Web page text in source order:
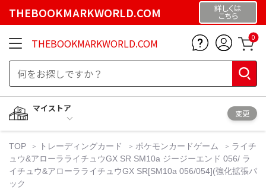
THEBOOKMARKWORLD.COM 詳しくは
こちら
THEBOOKMARKWORLD.COM 0
マイストア
変更
TOP トレーディングカード ポケモンカードゲーム
ライチ
ュウ&アローラライチュウGX SR SM10a ジージーエンド 056/ ラ
イチュウ&アローラライチュウGX SR[SM10a 056/054](強化拡張パ
ック